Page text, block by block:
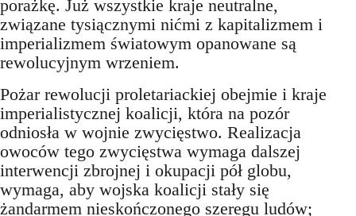
porażkę. Już wszystkie kraje neutralne,
związane tysiącznymi nićmi z kapitalizmem i
imperializmem światowym opanowane są
rewolucyjnym wrzeniem.
Pożar rewolucji proletariackiej obejmie i kraje
imperialistycznej koalicji, która na pozór
odniosła w wojnie zwycięstwo. Realizacja
owoców tego zwycięstwa wymaga dalszej
interwencji zbrojnej i okupacji pół globu,
wymaga, aby wojska koalicji stały się
żandarmem nieskończonego szeregu ludów;